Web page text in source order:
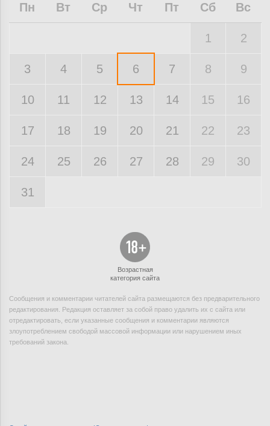
Пн Вт Ср Чт Пт Сб Вс
1 2
3 4 5 6 7 8 9
10 11 12 13 14 15 16
17 18 19 20 21 22 23
24 25 26 27 28 29 30
31
Возрастная
категория сайта
Сообщения и комментарии читателей сайта размещаются без предварительного
редактирования. Редакция оставляет за собой право удалить их с сайта или
отредактировать, если указанные сообщения и комментарии являются
злоупотреблением свободой массовой информации или нарушением иных
требований закона.